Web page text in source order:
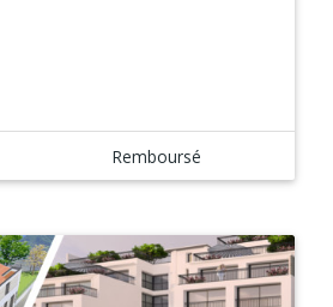
Remboursé